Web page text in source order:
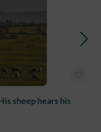
sheep hears his